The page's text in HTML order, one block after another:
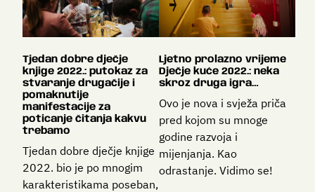
Tjedan dobre dječje
knjige 2022.: putokaz za
stvaranje drugačije i
pomaknutije
manifestacije za
poticanje čitanja kakvu
trebamo
Tjedan dobre dječje knjige
2022. bio je po mnogim
karakteristikama poseban,
Ljetno prolazno vrijeme
Dječje kuće 2022.: neka
skroz druga igra…
Ovo je nova i svježa priča
pred kojom su mnoge
godine razvoja i
mijenjanja. Kao
odrastanje. Vidimo se!